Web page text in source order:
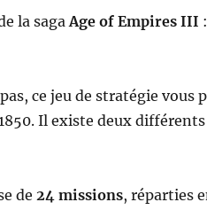
la sagaAge of Empires III
ce jeu de stratégie vous
Il existe deux
de 24 missions, réparties